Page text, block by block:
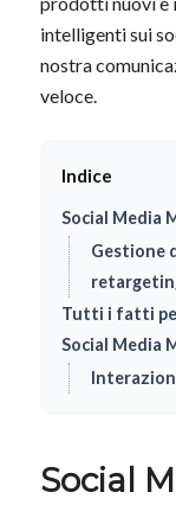
intelligenti sui
nostra
veloce.
Indice
Social Media
Gestione
Tutti i fatti
Social Media
Social